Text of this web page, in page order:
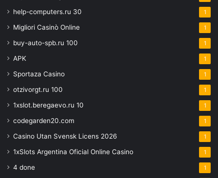
help-computers.ru 30 1
Migliori Casinò Online 1
buy-auto-spb.ru 100 1
APK 1
Sportaza Casino 1
otzivorgt.ru 100 1
1xslot.beregaevo.ru 10 1
codegarden20.com 1
Casino Utan Svensk Licens 2026 1
1xSlots Argentina Oficial Online Casino 1
4 done 1